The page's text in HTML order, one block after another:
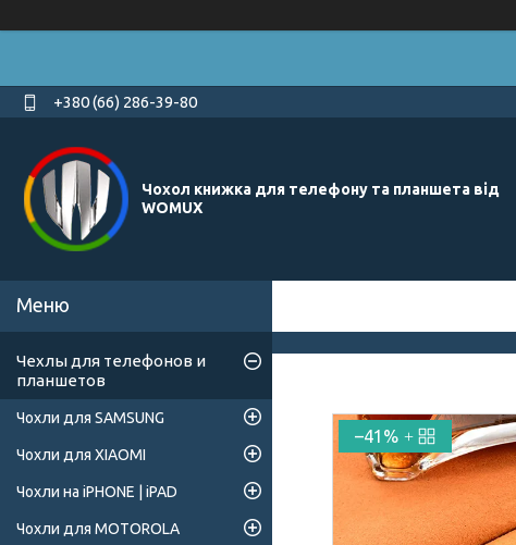
+380 (66) 286-39-80
Чохол книжка для телефону та планшета від
WOMUX
–41%
Чехлы для телефонов и
планшетов
Чохли для SAMSUNG
Чохли для XIAOMI
Чохли на iPHONE | iPAD
Чохли для MOTOROLA